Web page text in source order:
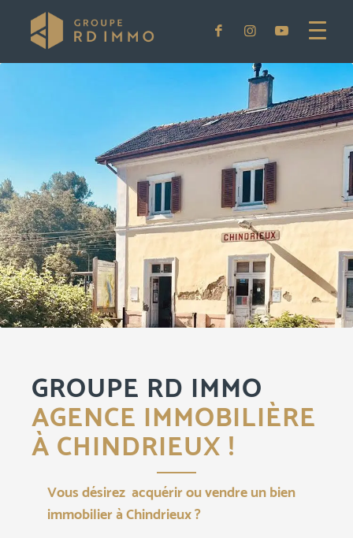
GROUPE RD IMMO
AGENCE IMMOBILIÈRE
À CHINDRIEUX !
Vous désirez acquérir ou vendre un bien
immobilier à Chindrieux ?